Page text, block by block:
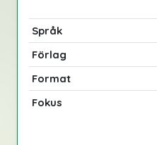
Språk
Förlag
Format
Fokus